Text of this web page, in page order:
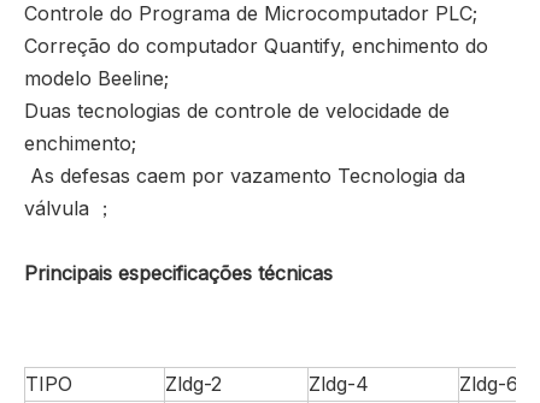
Controle do Programa de Microcomputador PLC;
Correção do computador Quantify, enchimento do
modelo Beeline;
Duas tecnologias de controle de velocidade de
enchimento;
As defesas caem por vazamento Tecnologia da
válvula ；
Principais especificações técnicas
TIPO Zldg-2 Zldg-4
Zldg-6